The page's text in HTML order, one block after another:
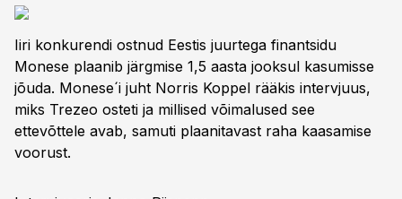
Iiri konkurendi ostnud Eestis juurtega finantsidu
Monese plaanib järgmise 1,5 aasta jooksul kasumisse
jõuda. Monese´i juht Norris Koppel rääkis intervjuus,
miks Trezeo osteti ja millised võimalused see
ettevõttele avab, samuti plaanitavast raha kaasamise
voorust.